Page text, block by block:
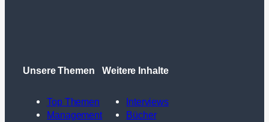
Unsere Themen
Top Themen
Management
Weitere Inhalte
Interviews
Bücher